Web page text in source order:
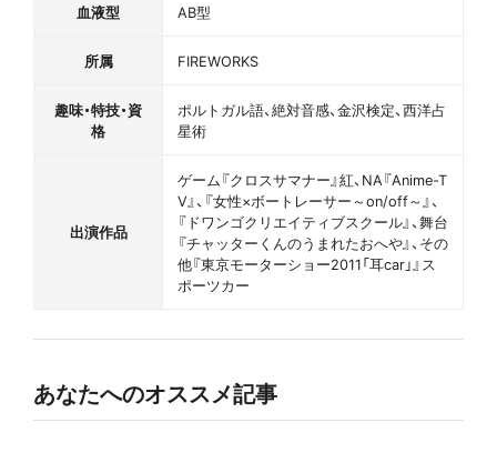
血液型 AB型
所属 FIREWORKS
趣味・特技・資
格
ポルトガル語、絶対音感、金沢検定、西洋占
星術
出演作品
ゲーム『クロスサマナー』紅、NA『Anime-T
V』、『女性×ボートレーサー～on/off～』、
『ドワンゴクリエイティブスクール』、舞台
『チャッターくんのうまれたおへや』、その
他『東京モーターショー2011「耳car」』ス
ポーツカー
あなたへのオススメ記事